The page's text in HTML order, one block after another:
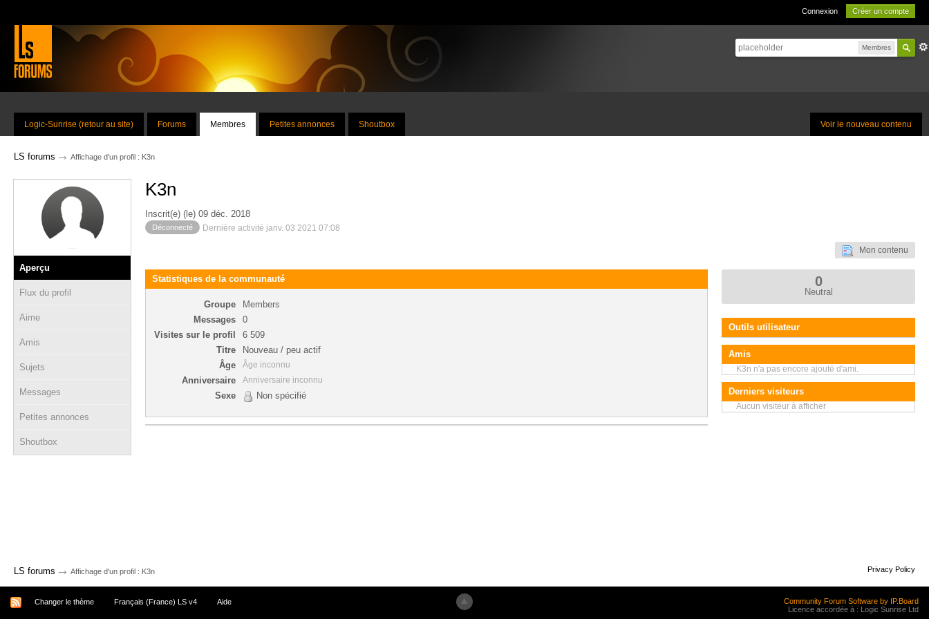
Connexion Créer un compte
Membres
Voir le nouveau contenu
Logic-Sunrise (retour au site) Forums Membres Petites annonces Shoutbox
LS forums → Affichage d'un profil : K3n
Aperçu
Flux du profil
Aime
Amis
Sujets
Messages
Petites annonces
Shoutbox
K3n
Inscrit(e) (le) 09 déc. 2018
Déconnecté Dernière activité janv. 03 2021 07:08
Mon contenu
Statistiques de la communauté
Groupe
Members
Messages
0
Visites sur le profil
6 509
Titre
Nouveau / peu actif
Âge
Âge inconnu
Anniversaire Anniversaire inconnu
Sexe Non spécifié
0
Neutral
Outils utilisateur
Amis
K3n n'a pas encore ajouté d'ami.
Derniers visiteurs
Aucun visiteur à afficher
LS forums → Affichage d'un profil : K3n Privacy Policy
Changer le thème Français (France) LS v4 Aide
Community Forum Software by IP.Board
Licence accordée à : Logic Sunrise Ltd